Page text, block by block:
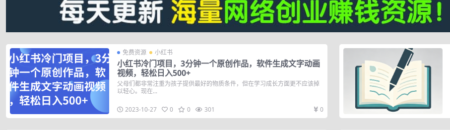
免费资源 小红书
小红书冷门项目，3分钟一个原创作品，软件生成文字动画
视频，轻松日入500+
父母们都非常注重为孩子提供最好的物质条件，但在学习成长方面更不应该掉
以轻心。现在...
2023-10-27 0 0 301 0